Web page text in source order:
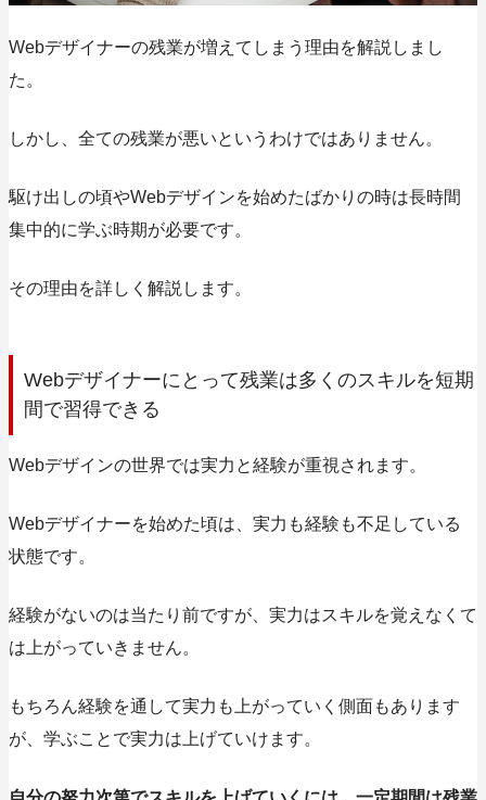
Webデザイナーの残業が増えてしまう理由を解説しまし
た。
しかし、全ての残業が悪いというわけではありません。
駆け出しの頃やWebデザインを始めたばかりの時は長時間
集中的に学ぶ時期が必要です。
その理由を詳しく解説します。
Webデザイナーにとって残業は多くのスキルを短期
間で習得できる
Webデザインの世界では実力と経験が重視されます。
Webデザイナーを始めた頃は、実力も経験も不足している
状態です。
経験がないのは当たり前ですが、実力はスキルを覚えなくて
は上がっていきません。
もちろん経験を通して実力も上がっていく側面もあります
が、学ぶことで実力は上げていけます。